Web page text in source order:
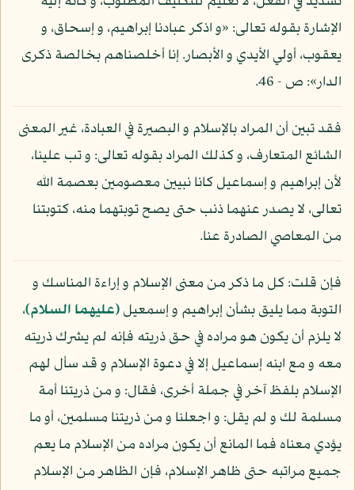
الإشارة بقوله تعالى: «و اذكر عبادنا إبراهيم، و إسحاق، و
يعقوب، أولي الأيدي و الأبصار. إنا أخلصناهم بخالصة ذكرى
الدار»: ص - 46.
فقد تبين أن المراد بالإسلام و البصيرة في العبادة، غير المعنى
الشائع المتعارف، و كذلك المراد بقوله تعالى: و تب علينا،
لأن إبراهيم و إسماعيل كانا نبيين معصومين بعصمة الله
تعالى، لا يصدر عنهما ذنب حتى يصح توبتهما منه، كتوبتنا
من المعاصي الصادرة عنا.
فإن قلت: كل ما ذكر من معنى الإسلام و إراءة المناسك و
التوبة مما يليق بشأن إبراهيم و إسمعيل(عليهما السلام)،
لا يلزم أن يكون هو مراده في حق ذريته فإنه لم يشرك ذريته
معه و مع ابنه إسماعيل إلا في دعوة الإسلام و قد سأل لهم
الإسلام بلفظ آخر في جملة أخرى، فقال: و من ذريتنا أمة
مسلمة لك و لم يقل: و اجعلنا و من ذريتنا مسلمين، أو ما
يؤدي معناه فما المانع أن يكون مراده من الإسلام ما يعم
جميع مراتبه حتى ظاهر الإسلام، فإن الظاهر من الإسلام